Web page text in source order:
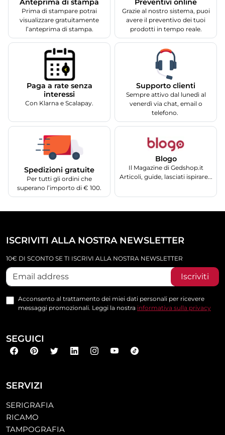
Prima di stampare potrai
visualizzare gratuitamente
l’anteprima di stampa.
Grazie al nostro sistema, puoi
avere il preventivo dei tuoi
prodotti in tempo reale.
Paga a rate senza
interessi
Con Klarna e Scalapay.
Supporto clienti
Sempre attivo dal lunedì al
venerdì via chat, email o
telefono.
Spedizioni gratuite
Per tutti gli ordini che
superano l’importo di € 100.
Blogo
Il Magazine di Gedshop.it
Articoli, guide, lasciati ispirare...
SERVIZI
SERIGRAFIA
RICAMO
TAMPOGRAFIA
ISCRIVITI ALLA NOSTRA NEWSLETTER
10€ DI SCONTO SE TI ISCRIVI ALLA NOSTRA NEWSLETTER
Iscriviti
Acconsento al trattamento dei miei dati personali per ricevere
messaggi promozionali. Leggi la nostra informativa sulla privacy
SEGUICI